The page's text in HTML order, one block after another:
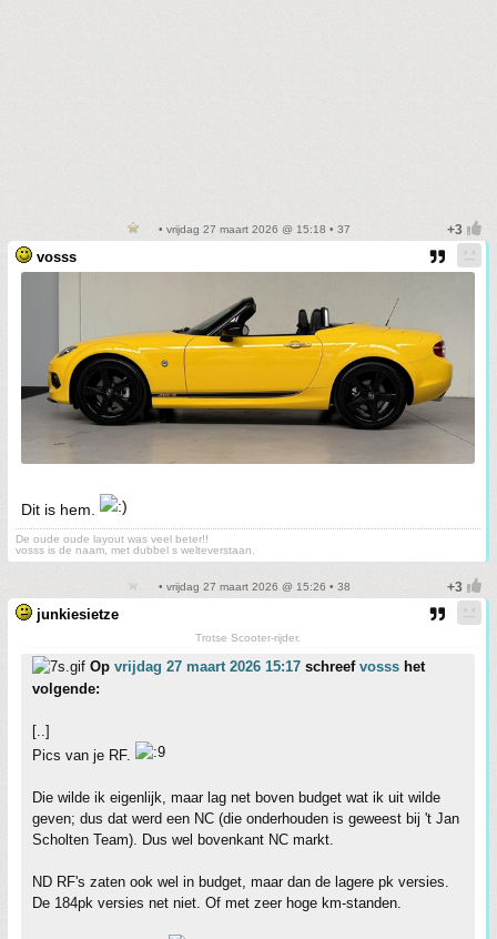
• vrijdag 27 maart 2026 @ 15:18 • 37
vosss
Dit is hem.
De oude oude layout was veel beter!!
vosss is de naam, met dubbel s welteverstaan.
• vrijdag 27 maart 2026 @ 15:26 • 38
junkiesietze
Trotse Scooter-rijder.
Op vrijdag 27 maart 2026 15:17 schreef vosss het
volgende:
[..]
Pics van je RF.
Die wilde ik eigenlijk, maar lag net boven budget wat ik uit wilde
geven; dus dat werd een NC (die onderhouden is geweest bij 't Jan
Scholten Team). Dus wel bovenkant NC markt.
ND RF's zaten ook wel in budget, maar dan de lagere pk versies.
De 184pk versies net niet. Of met zeer hoge km-standen.